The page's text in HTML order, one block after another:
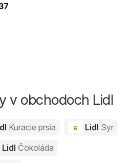
v obchodoch Lidl
Kuracie prsia Lidl Syr
Lidl Čokoláda